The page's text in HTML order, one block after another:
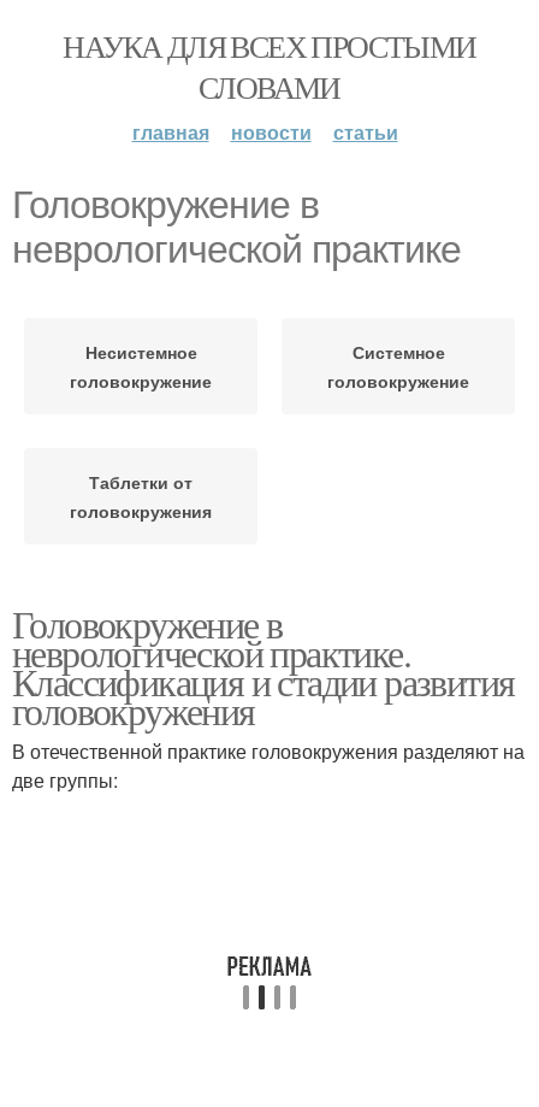
НАУКА ДЛЯ ВСЕХ ПРОСТЫМИ
СЛОВАМИ
главная новости статьи
Головокружение в
неврологической практике
Несистемное
головокружение
Системное
головокружение
Таблетки от
головокружения
Головокружение в
неврологической практике.
Классификация и стадии развития
головокружения
В отечественной практике головокружения разделяют на
две группы: